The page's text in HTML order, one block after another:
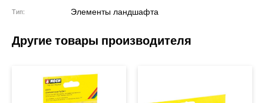
Тип Элементы ландшафта